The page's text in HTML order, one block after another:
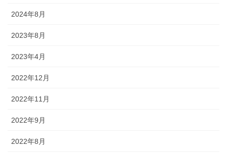
2024年8月
2023年8月
2023年4月
2022年12月
2022年11月
2022年9月
2022年8月